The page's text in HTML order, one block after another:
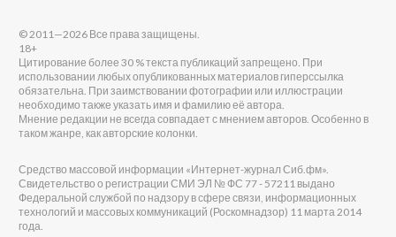
© 2011—2026 Все права защищены.
18+
Цитирование более 30 % текста публикаций запрещено. При
использовании любых опубликованных материалов гиперссылка
обязательна. При заимствовании фотографии или иллюстрации
необходимо также указать имя и фамилию её автора.
Мнение редакции не всегда совпадает с мнением авторов. Особенно в
таком жанре, как авторские колонки.
Средство массовой информации «Интернет-журнал Сиб.фм».
Свидетельство о регистрации СМИ ЭЛ № ФС 77 - 57211 выдано
Федеральной службой по надзору в сфере связи, информационных
технологий и массовых коммуникаций (Роскомнадзор) 11 марта 2014
года.